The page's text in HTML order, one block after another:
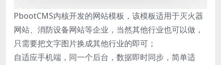
PbootCMS内核开发的网站模板，该模板适用于灭火器
网站、消防设备网站等企业，当然其他行业也可以做，
只需要把文字图片换成其他行业的即可；
自适应手机端，同一个后台，数据即时同步，简单适